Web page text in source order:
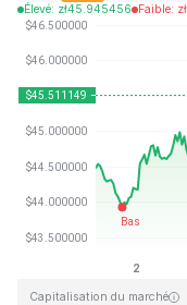
Élevé: zł45.945456 Faible: zł
Dernière mise à jour : 2026-
Plus haut niveau historique
Capitalisation du marché